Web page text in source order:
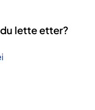
lette etter?